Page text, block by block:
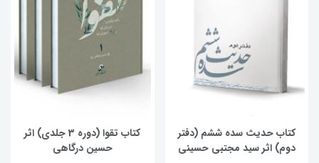
کتاب حدیث سده ششم (دفتر
دوم) اثر سید مجتبی حسینی
کتاب تقوا (دوره 3 جلدی) اثر
حسین درگاهی